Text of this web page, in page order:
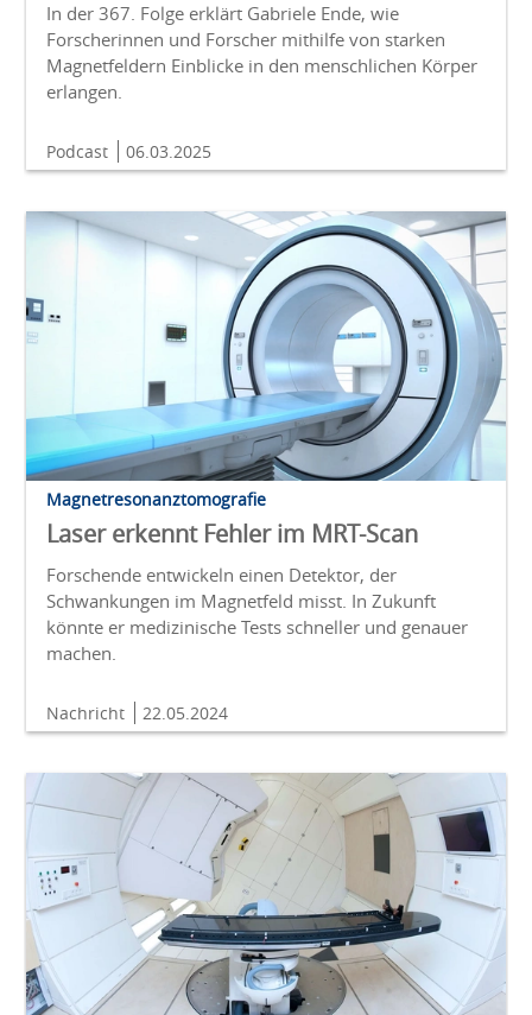
In der 367. Folge erklärt Gabriele Ende, wie
Forscherinnen und Forscher mithilfe von starken
Magnetfeldern Einblicke in den menschlichen Körper
erlangen.
Podcast 06.03.2025
Magnetresonanztomografie
Laser erkennt Fehler im MRT-Scan
Forschende entwickeln einen Detektor, der
Schwankungen im Magnetfeld misst. In Zukunft
könnte er medizinische Tests schneller und genauer
machen.
Nachricht 22.05.2024